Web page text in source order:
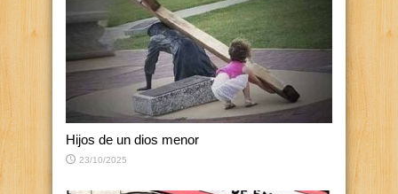
Hijos de un dios menor
23/10/2025